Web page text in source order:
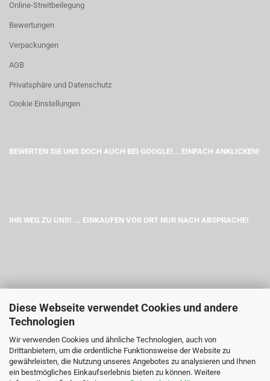
Diese Webseite verwendet Cookies und andere
Technologien
Wir verwenden Cookies und ähnliche Technologien, auch von
Drittanbietern, um die ordentliche Funktionsweise der Website zu
gewährleisten, die Nutzung unseres Angebotes zu analysieren und Ihnen
ein bestmögliches Einkaufserlebnis bieten zu können. Weitere
Online-Streitbeilegung
Bewertungen
Verpackungen
AGB
Privatsphäre und Datenschutz
Cookie Einstellungen
BEWERTEN SIE UNS DOCH AUCH BEI GOOGLE! .. EINFACH ANKLICKEN!
IHR WEG ZU UNS! ... EINKAUFEN VOR ORT NUR NACH ABSPRACHE!